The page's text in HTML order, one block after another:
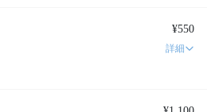
¥550
詳細